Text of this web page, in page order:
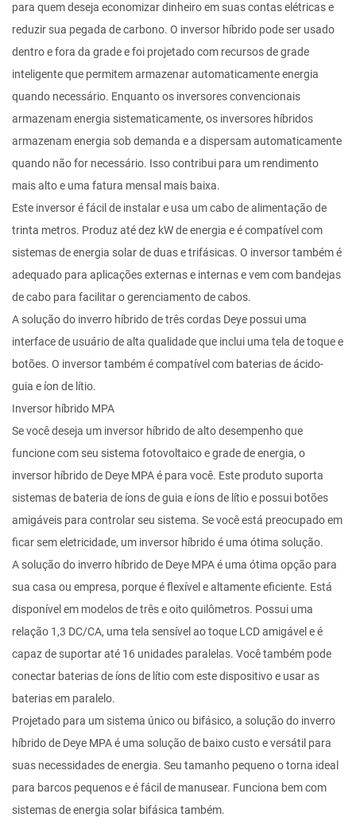
para quem deseja economizar dinheiro em suas contas elétricas e
reduzir sua pegada de carbono. O inversor híbrido pode ser usado
dentro e fora da grade e foi projetado com recursos de grade
inteligente que permitem armazenar automaticamente energia
quando necessário. Enquanto os inversores convencionais
armazenam energia sistematicamente, os inversores híbridos
armazenam energia sob demanda e a dispersam automaticamente
quando não for necessário. Isso contribui para um rendimento
mais alto e uma fatura mensal mais baixa.
Este inversor é fácil de instalar e usa um cabo de alimentação de
trinta metros. Produz até dez kW de energia e é compatível com
sistemas de energia solar de duas e trifásicas. O inversor também é
adequado para aplicações externas e internas e vem com bandejas
de cabo para facilitar o gerenciamento de cabos.
A solução do inverro híbrido de três cordas Deye possui uma
interface de usuário de alta qualidade que inclui uma tela de toque e
botões. O inversor também é compatível com baterias de ácido-
guia e íon de lítio.
Inversor híbrido MPA
Se você deseja um inversor híbrido de alto desempenho que
funcione com seu sistema fotovoltaico e grade de energia, o
inversor híbrido de Deye MPA é para você. Este produto suporta
sistemas de bateria de íons de guia e íons de lítio e possui botões
amigáveis para controlar seu sistema. Se você está preocupado em
ficar sem eletricidade, um inversor híbrido é uma ótima solução.
A solução do inverro híbrido de Deye MPA é uma ótima opção para
sua casa ou empresa, porque é flexível e altamente eficiente. Está
disponível em modelos de três e oito quilômetros. Possui uma
relação 1,3 DC/CA, uma tela sensível ao toque LCD amigável e é
capaz de suportar até 16 unidades paralelas. Você também pode
conectar baterias de íons de lítio com este dispositivo e usar as
baterias em paralelo.
Projetado para um sistema único ou bifásico, a solução do inverro
híbrido de Deye MPA é uma solução de baixo custo e versátil para
suas necessidades de energia. Seu tamanho pequeno o torna ideal
para barcos pequenos e é fácil de manusear. Funciona bem com
sistemas de energia solar bifásica também.